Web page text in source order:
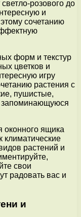
розового до
и
сочетанию
форм и текстур
цветков и
игру
растения с
пушистые,
запоминающуюся
оконного ящика
климатические
растений и
свои
радовать вас и
и